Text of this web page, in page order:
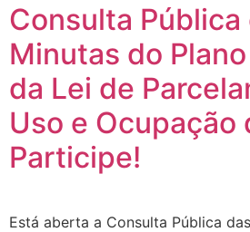
Consulta Pública
Minutas do
da Lei de
Uso e Ocupação
Participe!
Está aberta a Consulta Pública